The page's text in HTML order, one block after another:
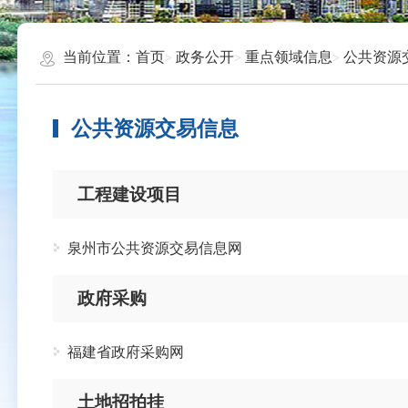
当前位置：首页 政务公开 重点领域信息 公共资源
公共资源交易信息
工程建设项目
泉州市公共资源交易信息网
政府采购
福建省政府采购网
土地招拍挂